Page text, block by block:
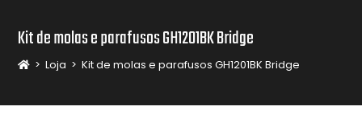
Kit de molas e parafusos GH1201BK Bridge
> Loja > Kit de molas e parafusos GH1201BK Bridge